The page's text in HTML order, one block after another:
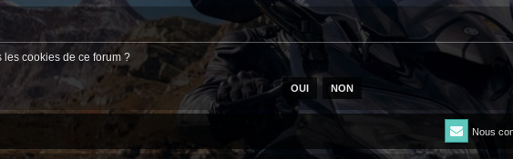
les cookies de ce forum ?
Nous